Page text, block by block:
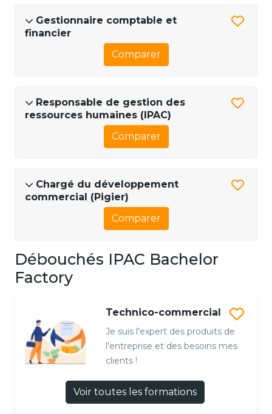
Gestionnaire comptable et
financier
Comparer
Responsable de gestion des
ressources humaines (IPAC)
Comparer
Chargé du développement
commercial (Pigier)
Comparer
Débouchés IPAC Bachelor
Factory
Technico-commercial
Je suis l'expert des produits de
l'entreprise et des besoins mes
clients !
Voir toutes les formations